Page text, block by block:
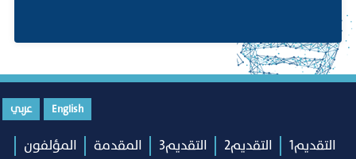
English عربي
التقديم1 التقديم2 التقديم3 المقدمة
المؤلفون